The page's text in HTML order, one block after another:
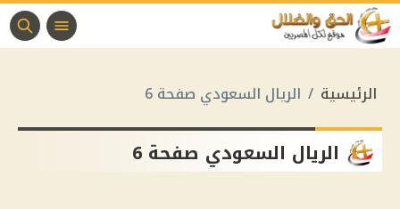
الرئيسية الريال السعودي صفحة 6
الريال السعودي صفحة 6